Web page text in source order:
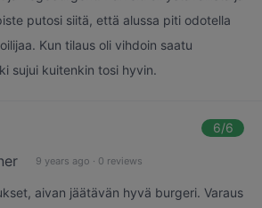
putosi siitä, että alussa piti odotella
Kun tilaus oli vihdoin saatu
sujui kuitenkin tosi hyvin.
6/6
9 years ago · 0 reviews
aivan jäätävän hyvä burgeri. Varaus